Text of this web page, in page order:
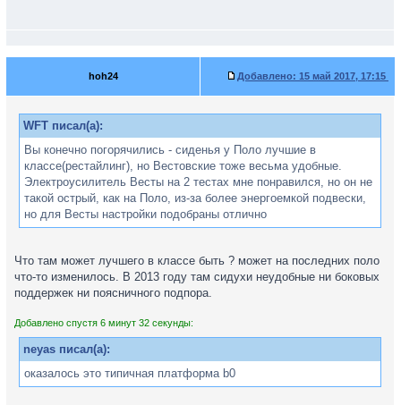
hoh24 Добавлено: 15 май 2017, 17:15
WFT писал(а):
Вы конечно погорячились - сиденья у Поло лучшие в
классе(рестайлинг), но Вестовские тоже весьма удобные.
Электроусилитель Весты на 2 тестах мне понравился, но он не
такой острый, как на Поло, из-за более энергоемкой подвески,
но для Весты настройки подобраны отлично
Что там может лучшего в классе быть ? может на последних поло
что-то изменилось. В 2013 году там сидухи неудобные ни боковых
поддержек ни поясничного подпора.
Добавлено спустя 6 минут 32 секунды:
neyas писал(а):
оказалось это типичная платформа b0